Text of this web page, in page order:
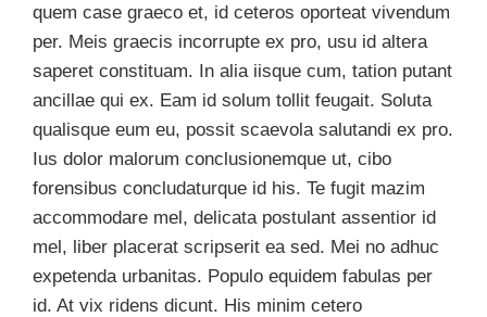
quem case graeco et, id ceteros oporteat vivendum
per. Meis graecis incorrupte ex pro, usu id altera
saperet constituam. In alia iisque cum, tation putant
ancillae qui ex. Eam id solum tollit feugait. Soluta
qualisque eum eu, possit scaevola salutandi ex pro.
Ius dolor malorum conclusionemque ut, cibo
forensibus concludaturque id his. Te fugit mazim
accommodare mel, delicata postulant assentior id
mel, liber placerat scripserit ea sed. Mei no adhuc
expetenda urbanitas. Populo equidem fabulas per
id. At vix ridens dicunt. His minim cetero